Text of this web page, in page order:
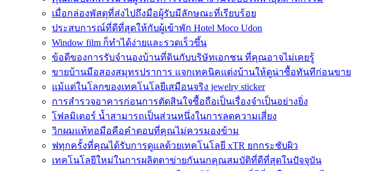
เมื่อกล่องพัสดุที่ส่งไปถึงมือผู้รับมีลักษณะที่เรียบร้อย
ประสบการณ์ที่ดีที่สุดให้กับผู้เข้าพัก Hotel Moco Udon
Window film ก็ทำได้ง่ายและรวดเร็วขึ้น
ข้อดีของการรับจำนองบ้านที่ดินกับบริษัทเอกชน ที่คุณอาจไม่เคยรู้
ขายบ้านมือสองสมุทรปราการ แจกเทคนิคแต่งบ้านให้ดูน่าซื้อทันทีก่อนขาย
แม้แต่ในโลกของเทคโนโลยีเสมือนจริง jewelry sticker
การสำรวจอาคารก่อนการตัดสินใจซื้อถือเป็นเรื่องจำเป็นอย่างยิ่ง
โฟลมิเตอร์ น้ำสามารถเป็นส่วนหนึ่งในการลดความเสี่ยง
วิกผมแท้ทอมือคือคำตอบที่คุณไม่ควรมองข้าม
ฟทุกครั้งที่คุณได้รับการดูแลด้วยเทคโนโลยี xTR ยกกระชับผิว
เทคโนโลยีใหม่ในการผลิตตาข่ายกันนกคุณสมบัติที่ดีที่สุดในปัจจุบัน